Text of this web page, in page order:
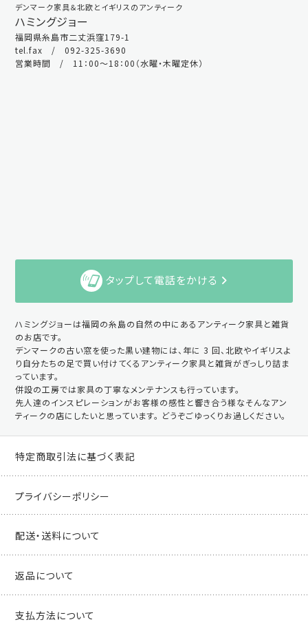
デンマーク家具＆北欧とイギリスのアンティーク
ハミングジョー
福岡県糸島市二丈浜窪179-1
tel.fax / 092-325-3690
営業時間 / 11：00～18：00（水曜・木曜定休）
タップして電話をかける
ハミングジョーは福岡の糸島の自然の中にあるアンティーク家具と雑貨
のお店です。
デンマークの古い窓を使った黒い建物には、年に 3 回、北欧やイギリスよ
り自分たちの足で買い付けてくるアンティーク家具と雑貨がぎっしり詰ま
っています。
併設の工房では家具の丁寧なメンテナンスも行っています。
先人達のインスピレーションがお客様の感性と響き合う様なそんなアン
ティークの店にしたいと思っています。 どうぞごゆっくりお過しください。
特定商取引法に基づく表記
プライバシーポリシー
配送・送料について
返品について
支払方法について